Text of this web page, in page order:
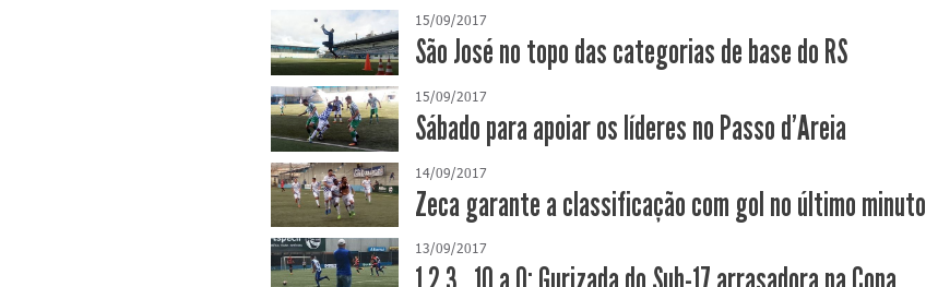
15/09/2017
São José no topo das categorias de base do RS
15/09/2017
Sábado para apoiar os líderes no Passo d'Areia
14/09/2017
Zeca garante a classificação com gol no último minuto
13/09/2017